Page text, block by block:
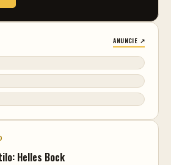
ANUNCIE ↗
Helles Bock